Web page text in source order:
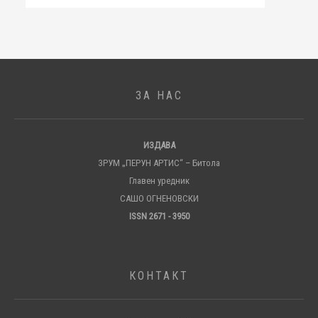
ЗА НАС
ИЗДАВА
ЗРУМ „ПЕРУН АРТИС“ – Битола
Главен уредник
САШО ОГНЕНОВСКИ
ISSN 2671 - 3950
КОНТАКТ